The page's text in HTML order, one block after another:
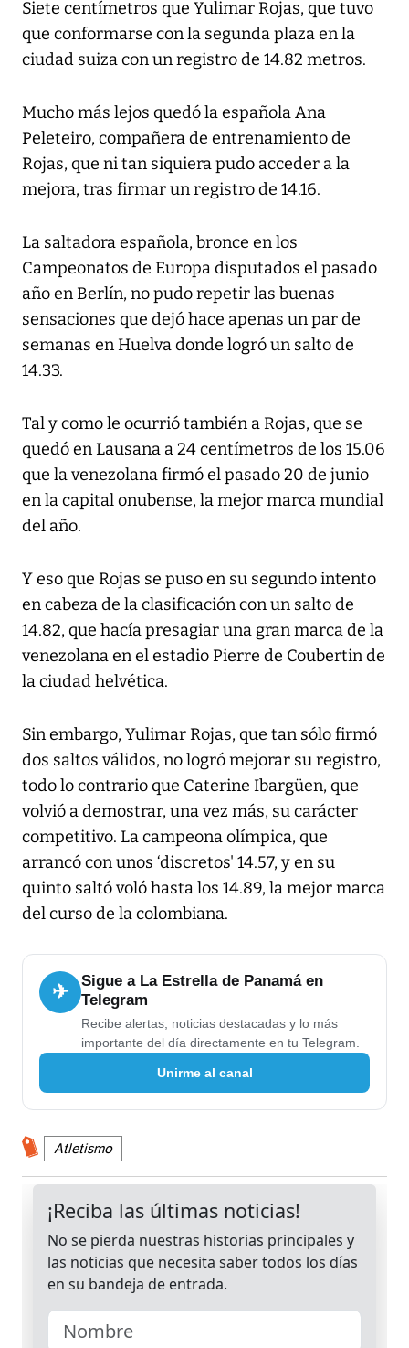
Siete centímetros que Yulimar Rojas, que tuvo
que conformarse con la segunda plaza en la
ciudad suiza con un registro de 14.82 metros.
Mucho más lejos quedó la española Ana
Peleteiro, compañera de entrenamiento de
Rojas, que ni tan siquiera pudo acceder a la
mejora, tras firmar un registro de 14.16.
La saltadora española, bronce en los
Campeonatos de Europa disputados el pasado
año en Berlín, no pudo repetir las buenas
sensaciones que dejó hace apenas un par de
semanas en Huelva donde logró un salto de
14.33.
Tal y como le ocurrió también a Rojas, que se
quedó en Lausana a 24 centímetros de los 15.06
que la venezolana firmó el pasado 20 de junio
en la capital onubense, la mejor marca mundial
del año.
Y eso que Rojas se puso en su segundo intento
en cabeza de la clasificación con un salto de
14.82, que hacía presagiar una gran marca de la
venezolana en el estadio Pierre de Coubertin de
la ciudad helvética.
Sin embargo, Yulimar Rojas, que tan sólo firmó
dos saltos válidos, no logró mejorar su registro,
todo lo contrario que Caterine Ibargüen, que
volvió a demostrar, una vez más, su carácter
competitivo. La campeona olímpica, que
arrancó con unos ‘discretos' 14.57, y en su
quinto saltó voló hasta los 14.89, la mejor marca
del curso de la colombiana.
✈
Sigue a La Estrella de Panamá en
Telegram
Recibe alertas, noticias destacadas y lo más
importante del día directamente en tu Telegram.
Unirme al canal
Atletismo